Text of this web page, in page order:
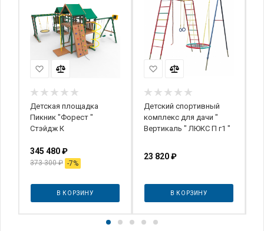
Детская площадка
Пикник "Форест "
Стэйдж К
345 480₽
373 300₽ -7%
В КОРЗИНУ
Детский спортивный
комплекс для дачи "
Вертикаль " ЛЮКС П г1 "
23 820₽
В КОРЗИНУ